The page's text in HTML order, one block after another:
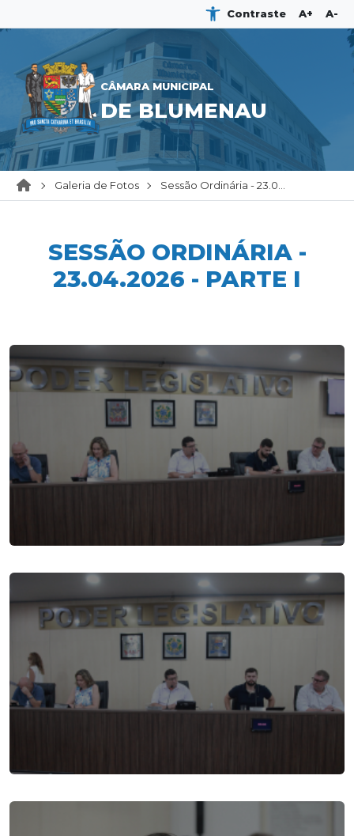
Contraste A+ A-
CÂMARA MUNICIPAL
DE BLUMENAU
Galeria de Fotos Sessão Ordinária - 23.0...
SESSÃO ORDINÁRIA -
23.04.2026 - PARTE I